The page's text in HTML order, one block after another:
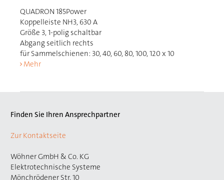
QUADRON 185Power
Koppelleiste NH3, 630 A
Größe 3, 1-polig schaltbar
Abgang seitlich rechts
für Sammelschienen: 30, 40, 60, 80, 100, 120 x 10
Mehr
Finden Sie Ihren Ansprechpartner
Zur Kontaktseite
Wöhner GmbH & Co. KG
Elektrotechnische Systeme
Mönchrödener Str. 10